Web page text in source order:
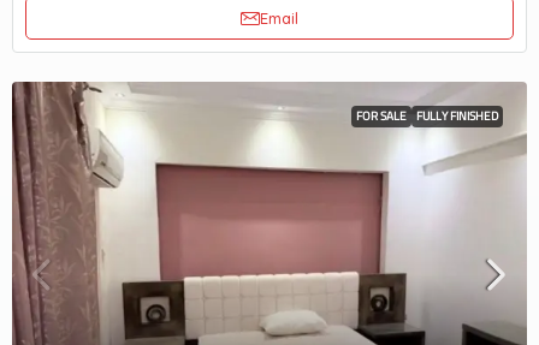
Email
FOR SALE FULLY FINISHED